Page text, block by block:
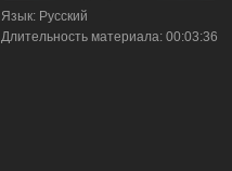
Язык: Русский
Длительность материала: 00:03:36